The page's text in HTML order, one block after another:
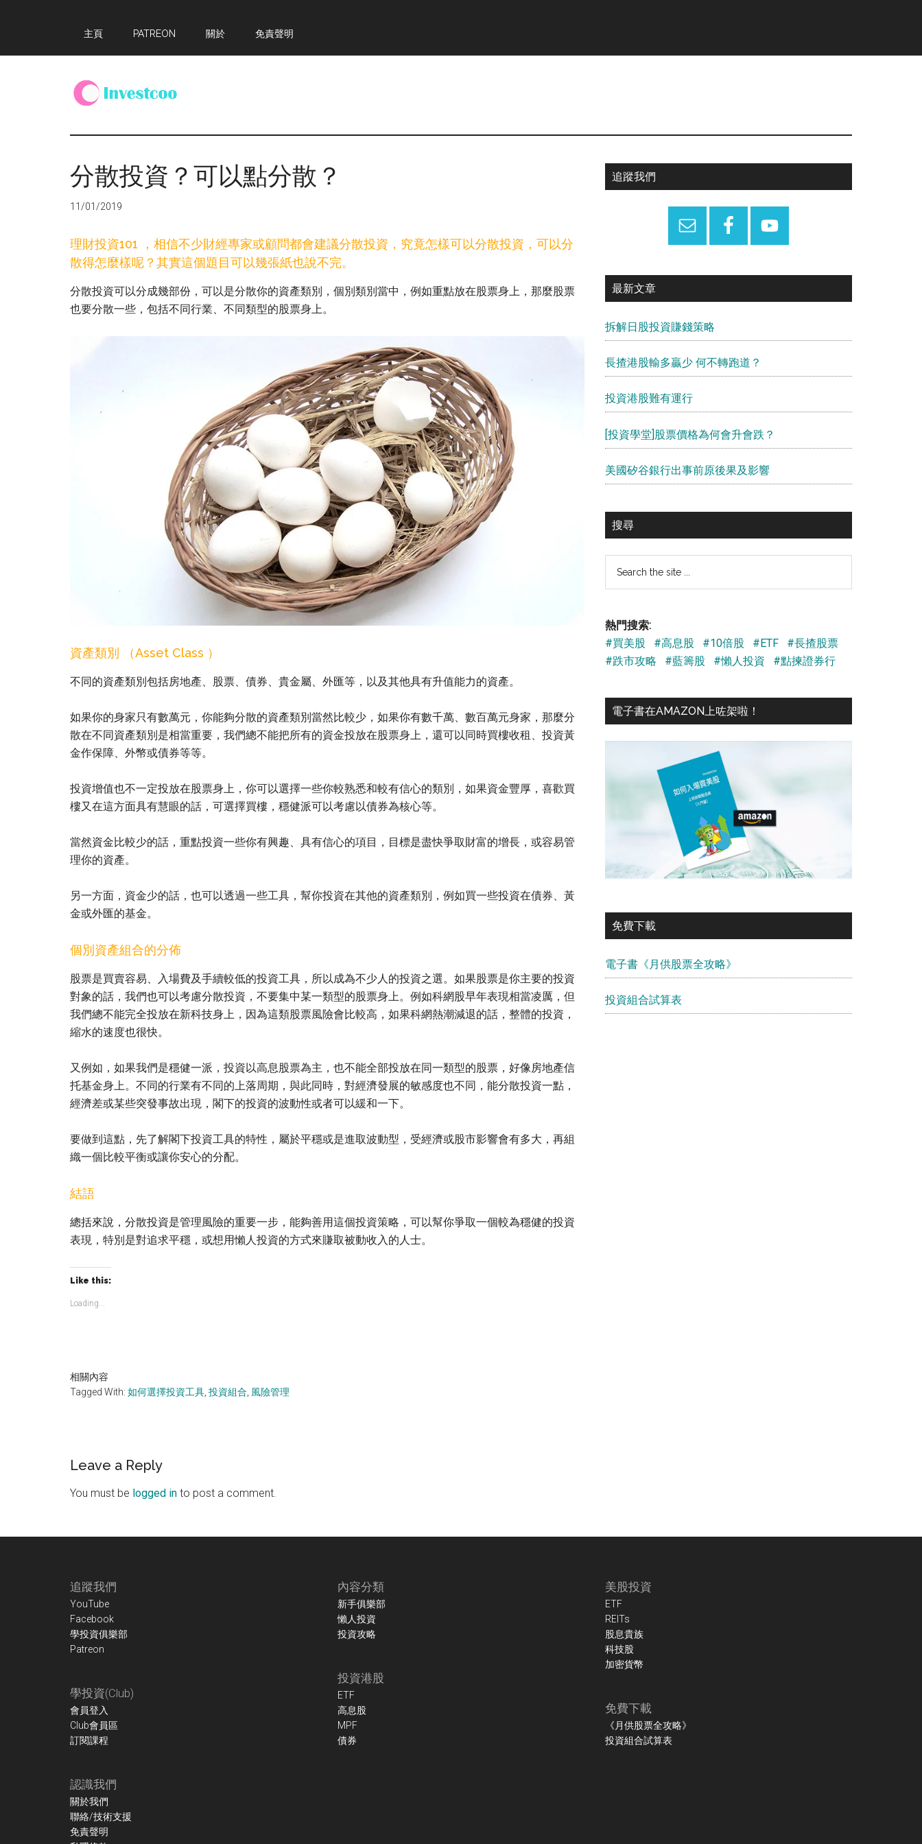
main
primary
footer
主頁 PATREON 關於 免責聲明
Investcoo
個
活
的
資
網
站
分散投資？可以點分散？
11/01/2019
理財投資101 ，相信不少財經專家或顧問都會建議分散投資，究竟怎樣可以分散投資，可以分
散得怎麼樣呢？其實這個題目可以幾張紙也說不完。
分散投資可以分成幾部份，可以是分散你的資產類別，個別類別當中，例如重點放在股票身上，那麼股票
也要分散一些，包括不同行業、不同類型的股票身上。
資產類別 （Asset Class ）
不同的資產類別包括房地產、股票、債券、貴金屬、外匯等，以及其他具有升值能力的資產。
如果你的身家只有數萬元，你能夠分散的資產類別當然比較少，如果你有數千萬、數百萬元身家，那麼分
散在不同資產類別是相當重要，我們總不能把所有的資金投放在股票身上，還可以同時買樓收租、投資黃
金作保障、外幣或債券等等。
投資增值也不一定投放在股票身上，你可以選擇一些你較熟悉和較有信心的類別，如果資金豐厚，喜歡買
樓又在這方面具有慧眼的話，可選擇買樓，穩健派可以考慮以債券為核心等。
當然資金比較少的話，重點投資一些你有興趣、具有信心的項目，目標是盡快爭取財富的增長，或容易管
理你的資產。
另一方面，資金少的話，也可以透過一些工具，幫你投資在其他的資產類別，例如買一些投資在債券、黃
金或外匯的基金。
個別資產組合的分佈
股票是買賣容易、入場費及手續較低的投資工具，所以成為不少人的投資之選。如果股票是你主要的投資
對象的話，我們也可以考慮分散投資，不要集中某一類型的股票身上。例如科網股早年表現相當凌厲，但
我們總不能完全投放在新科技身上，因為這類股票風險會比較高，如果科網熱潮減退的話，整體的投資，
縮水的速度也很快。
又例如，如果我們是穩健一派，投資以高息股票為主，也不能全部投放在同一類型的股票，好像房地產信
托基金身上。不同的行業有不同的上落周期，與此同時，對經濟發展的敏感度也不同，能分散投資一點，
經濟差或某些突發事故出現，閣下的投資的波動性或者可以緩和一下。
要做到這點，先了解閣下投資工具的特性，屬於平穩或是進取波動型，受經濟或股市影響會有多大，再組
織一個比較平衡或讓你安心的分配。
結語
總括來說，分散投資是管理風險的重要一步，能夠善用這個投資策略，可以幫你爭取一個較為穩健的投資
表現，特別是對追求平穩，或想用懶人投資的方式來賺取被動收入的人士。
Like this:
Loading...
相關內容
Tagged With: 如何選擇投資工具 投資組合 風險管理
Reader
Interactions
Leave a Reply
You must be logged in to post a comment.
Primary
追蹤我們
最新文章
拆解日股投資賺錢策略
長揸港股輸多贏少 何不轉跑道？
投資港股難有運行
[投資學堂]股票價格為何會升會跌？
美國矽谷銀行出事前原後果及影響
搜尋
熱門搜索:
#買美股
#高息股 #10倍股 #ETF
#長揸股票
#跌市攻略
#藍籌股 #懶人投資 #點揀證券行
電子書在AMAZON上咗架啦！
免費下載
電子書《月供股票全攻略》
投資組合試算表
追蹤我們
YouTube
Facebook
學投資俱樂部
Patreon
學投資(Club)
會員登入
Club會員區
訂閱課程
認識我們
關於我們
聯絡/技術支援
免責聲明
內容分類
新手俱樂部
懶人投資
投資攻略
投資港股
ETF
高息股
MPF
債券
美股投資
ETF
REITs
股息貴族
科技股
加密貨幣
免費下載
《月供股票全攻略》
投資組合試算表